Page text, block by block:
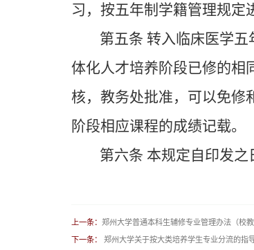
习，按五年制学籍管理规定
第五条 转入临床医学五
体化人才培养阶段已修的相
核，教务处批准，可以免修
阶段相应课程的成绩记载。
第六条 本规定自印发之
上一条：郑州大学普通本科生辅修专业管理办法（校教
下一条： 郑州大学关于按大类培养学生专业分流的指